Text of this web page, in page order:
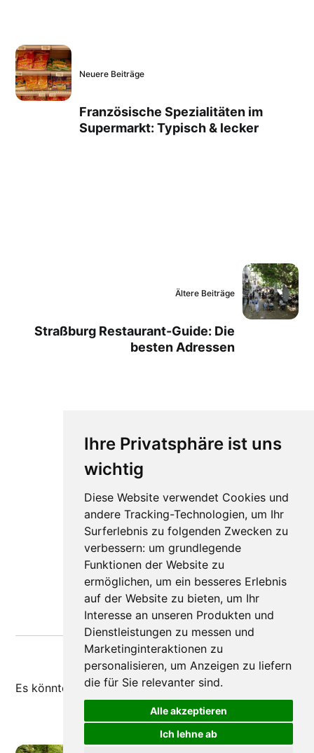
Ihre Privatsphäre ist uns
wichtig
Diese Website verwendet Cookies und
andere Tracking-Technologien, um Ihr
Surferlebnis zu folgenden Zwecken zu
verbessern: um grundlegende
Funktionen der Website zu
ermöglichen, um ein besseres Erlebnis
auf der Website zu bieten, um Ihr
Interesse an unseren Produkten und
Dienstleistungen zu messen und
Marketinginteraktionen zu
personalisieren, um Anzeigen zu liefern
die für Sie relevanter sind.
Alle akzeptieren
Ich lehne ab
Neuere Beiträge
Französische Spezialitäten im
Supermarkt: Typisch & lecker
Ältere Beiträge
Straßburg Restaurant-Guide: Die
besten Adressen
Es könnte dir auch gefallen